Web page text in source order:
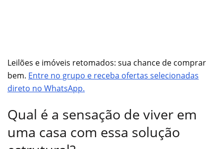
Leilões e imóveis retomados: sua chance de comprar
bem. Entre no grupo e receba ofertas selecionadas
direto no WhatsApp.
Qual é a sensação de viver em
uma casa com essa solução